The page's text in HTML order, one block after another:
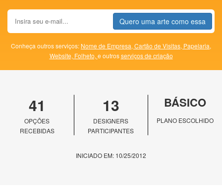
Quero uma arte como essa
Conheça outros serviços: Nome de Empresa, Cartão de Visitas, Papelaria,
Website, Folheto, e outrosserviços de criação
41
OPÇÕES
RECEBIDAS
13
DESIGNERS
PARTICIPANTES
BÁSICO
PLANO ESCOLHIDO
INICIADO EM: 10/25/2012